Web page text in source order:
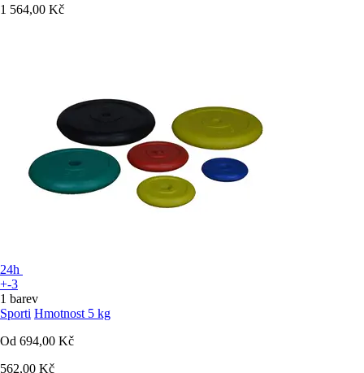
1 564,00 Kč
24h
+-3
1 barev
Sporti Hmotnost 5 kg
Od 694,00 Kč
562,00 Kč